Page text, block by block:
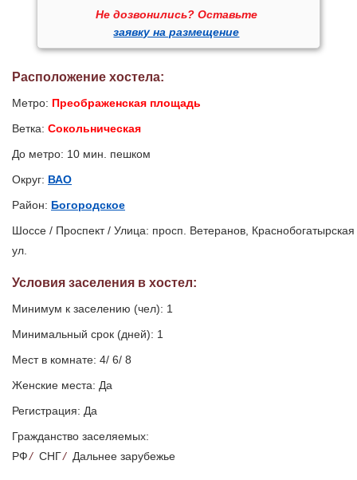
Не дозвонились? Оставьте
заявку на размещение
Расположение хостела:
Метро: Преображенская площадь
Ветка: Сокольническая
До метро: 10 мин. пешком
Округ: ВАО
Район: Богородское
Шоссе / Проспект / Улица: просп. Ветеранов, Краснобогатырская
ул.
Условия заселения в хостел:
Минимум к заселению (чел): 1
Минимальный срок (дней): 1
Мест в комнате: 4/ 6/ 8
Женские места: Да
Регистрация: Да
Гражданство заселяемых:
РФ/ СНГ/ Дальнее зарубежье